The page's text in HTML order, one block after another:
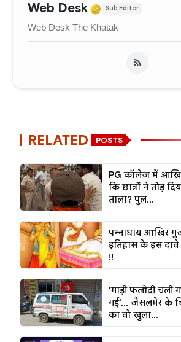
Web Desk Verified
Sub Editor
Web Desk The Khatak
RELATED POSTS
PG कॉलेज में
कि छात्रों ने तोड़
ताला? पुल...
पन्नाधाय आखिर
इतिहास के इस
!!
'गाड़ी फलोदी चली
गई'... जैसलमेर के
का वो खुला...